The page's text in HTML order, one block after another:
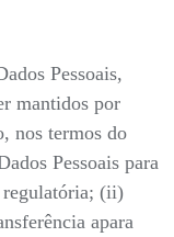
Pessoais,
mantidos por
nos termos do
Pessoais para
(ii)
apara